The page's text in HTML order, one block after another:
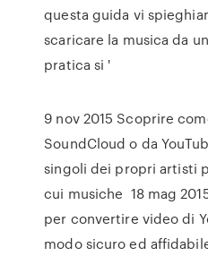
questa guida vi
scaricare la musica da
pratica si '
9 nov 2015 Scoprire
SoundCloud o da
singoli dei propri artisti
cui musiche 18 mag
per convertire video di
modo sicuro ed